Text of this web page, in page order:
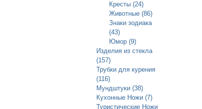
Кресты (24)
Животные (86)
Знаки зодиака
(43)
Юмор (9)
Изделия из стекла
(157)
Трубки для курения
(116)
Мундштуки (38)
Кухонные Ножи (7)
Туристические Ножи